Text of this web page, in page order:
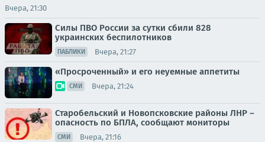
Вчера, 21:30
Силы ПВО России за сутки сбили 828
украинских беспилотников
ПАБЛИКИ Вчера, 21:27
«Просроченный» и его неуемные аппетиты
СМИ Вчера, 21:24
Старобельский и Новопсковские районы ЛНР –
опасность по БПЛА, сообщают мониторы
СМИ Вчера, 21:16